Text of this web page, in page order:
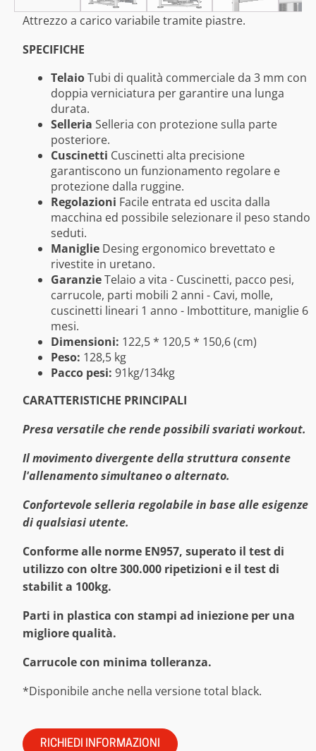
Attrezzo a carico variabile tramite piastre.
SPECIFICHE
TelaioTubi di qualità commerciale da 3 mm con
doppia verniciatura per garantire una lunga
durata.
Selleria Selleria con protezione sulla parte
posteriore.
Cuscinetti Cuscinetti alta precisione
garantiscono un funzionamento regolare e
protezione dalla ruggine.
Regolazioni Facile entrata ed uscita dalla
macchina ed possibile selezionare il peso stando
seduti.
Maniglie Desing ergonomico brevettato e
rivestite in uretano.
GaranzieTelaio a vita - Cuscinetti, pacco pesi,
carrucole, parti mobili 2 anni - Cavi, molle,
cuscinetti lineari 1 anno - Imbottiture, maniglie 6
mesi.
Dimensioni: 122,5 * 120,5 * 150,6 (cm)
Peso: 128,5 kg
Pacco pesi: 91kg/134kg
CARATTERISTICHE PRINCIPALI
Presa versatile che rende possibili svariati workout.
Il movimento divergente della struttura consente
l'allenamento simultaneo o alternato.
Confortevole selleria regolabile in base alle esigenze
di qualsiasi utente.
Conforme alle norme EN957, superato il test di
utilizzo con oltre 300.000 ripetizioni e il test di
stabilit a 100kg.
Parti in plastica con stampi ad iniezione per una
migliore qualità.
Carrucole con minima tolleranza.
*Disponibile anche nella versione total black.
RICHIEDI INFORMAZIONI